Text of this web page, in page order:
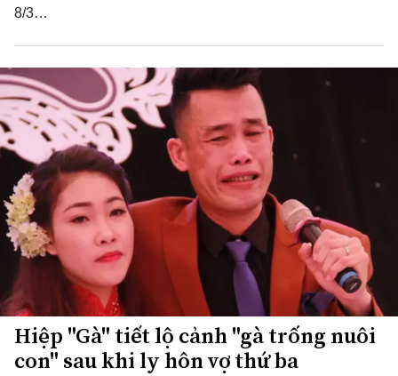
8/3…
Hiệp "Gà" tiết lộ cảnh "gà trống nuôi
con" sau khi ly hôn vợ thứ ba